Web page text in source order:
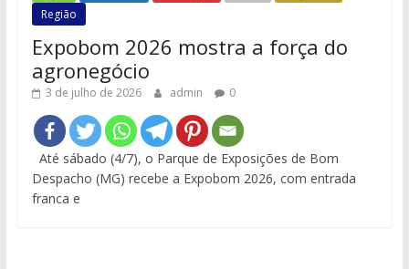
Região
Expobom 2026 mostra a força do
agronegócio
3 de julho de 2026 admin 0
Até sábado (4/7), o Parque de Exposições de Bom
Despacho (MG) recebe a Expobom 2026, com entrada
franca e